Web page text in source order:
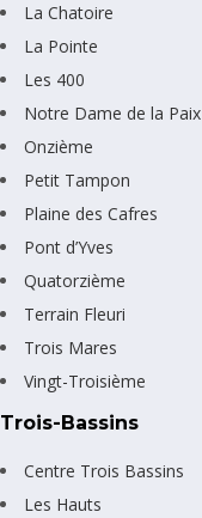
La Chatoire
La Pointe
Les 400
Notre Dame de la Paix
Onzième
Petit Tampon
Plaine des Cafres
Pont d’Yves
Quatorzième
Terrain Fleuri
Trois Mares
Vingt-Troisième
Trois-Bassins
Centre Trois Bassins
Les Hauts